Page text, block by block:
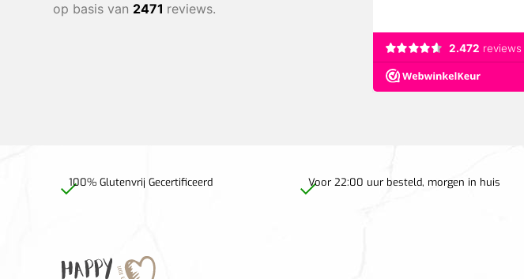
op basis van 2471 reviews.
100% Glutenvrij Gecertificeerd Voor 22:00 uur besteld, morgen in huis